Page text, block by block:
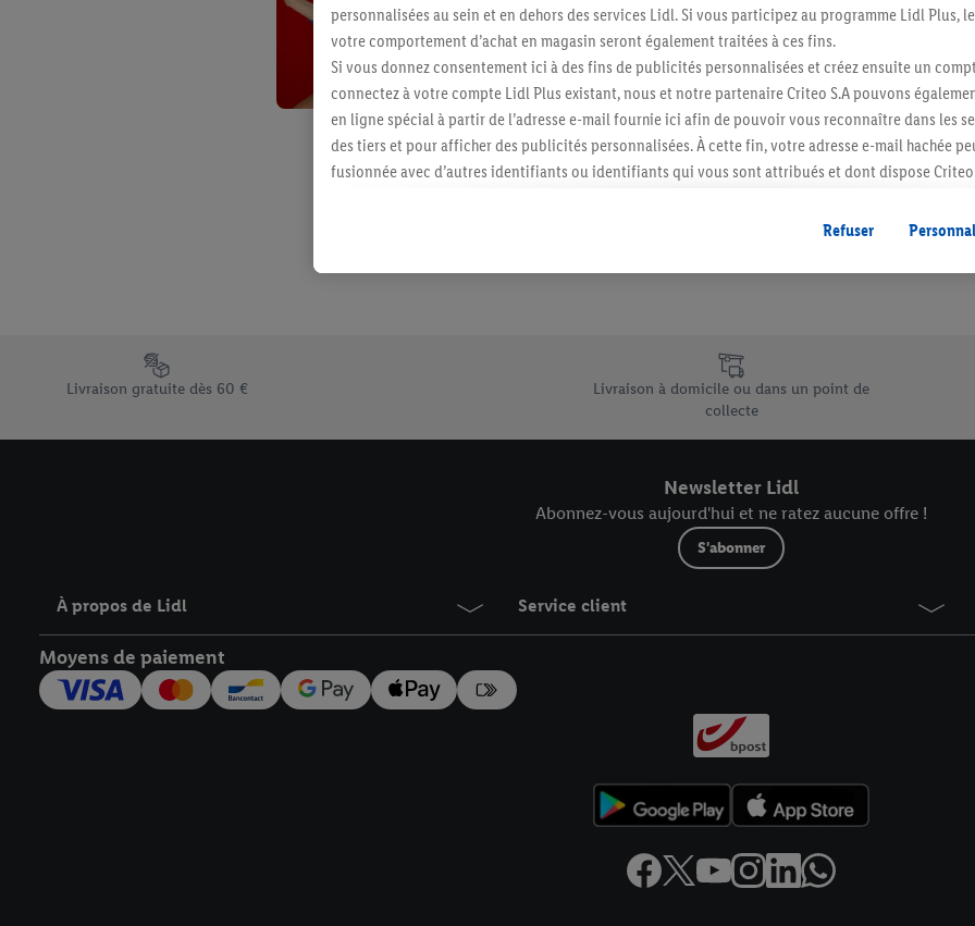
S'abonner
Élément du pied de page avec les différents arguments de vente uniques de Lidl.be
Livraison gratuite dès 60 €
Livraison à domicile ou dans un point de
collecte
Newsletter Lidl
Abonnez-vous aujourd'hui et ne ratez aucune offre !
S'abonner
À propos de Lidl Service client
Moyens de paiement
personnalisées au sein et en dehors des services Lidl. Si vous participez au programme Lidl Plus,
votre comportement d’achat en magasin seront également traitées à ces fins.
Si vous donnez consentement ici à des fins de publicités personnalisées et créez ensuite un
connectez à votre compte Lidl Plus existant, nous et notre partenaire Criteo S.A pouvons
en ligne spécial à partir de l’adresse e-mail fournie ici afin de pouvoir vous reconnaître dans les
des tiers et pour afficher des publicités personnalisées. À cette fin, votre adresse e-mail hachée
fusionnée avec d’autres identifiants ou identifiants qui vous sont attribués et dont dispose Criteo
vous avez montré de l’intérêt (par exemple en plaçant le produit dans un panier d’un webshop
l’achat) peuvent également être affichées sur plusieurs apppareils et plusieurs services de Lidl si
plusieurs services de Lidl peuvent vous être attribués en utilisant votre adresse e-mail hachée et,
En cliquant sur « Refuser », vous pouvez autoriser uniquement l’utilisation des technologies
« Accepter », vous autorisez tous les traitements pour toutes les finalités susmentionnées. Vous
Refuser